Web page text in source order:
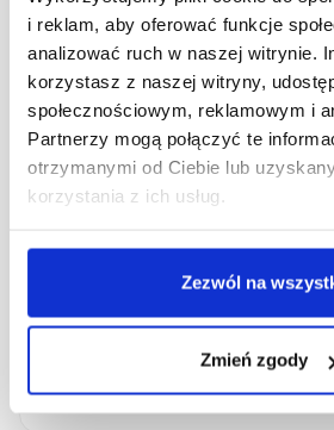
i reklam, aby oferować funkcje
analizować ruch w naszej witrynie.
korzystasz z naszej witryny,
społecznościowym, reklamowym i
Partnerzy mogą połączyć te
otrzymanymi od Ciebie lub
korzystania z ich usług.
Zezwól na
Zmień zgody
Wydział Artystyczny
Studia I stopnia
niestacjonarne wspomagane e-learningiem
Studia II stopnia
niestacjonarne